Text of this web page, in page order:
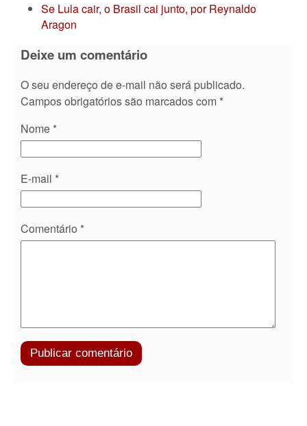
Se Lula cair, o Brasil cai junto, por Reynaldo
Aragon
Deixe um comentário
O seu endereço de e-mail não será publicado.
Campos obrigatórios são marcados com *
Nome *
E-mail *
Comentário *